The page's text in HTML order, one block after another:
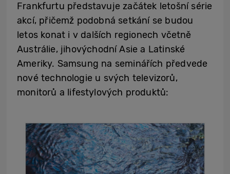
Frankfurtu představuje začátek letošní série
akcí, přičemž podobná setkání se budou
letos konat i v dalších regionech včetně
Austrálie, jihovýchodní Asie a Latinské
Ameriky. Samsung na seminářích předvede
nové technologie u svých televizorů,
monitorů a lifestylových produktů: